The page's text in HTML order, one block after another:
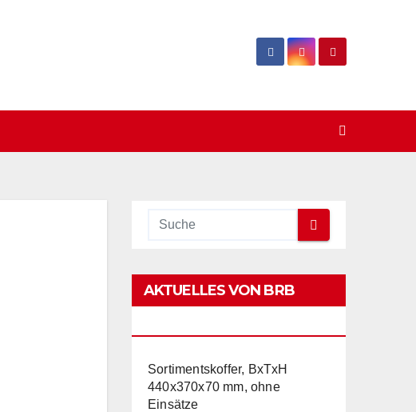
AKTUELLES VON BRB
Sortimentskoffer, BxTxH
440x370x70 mm, ohne
Einsätze